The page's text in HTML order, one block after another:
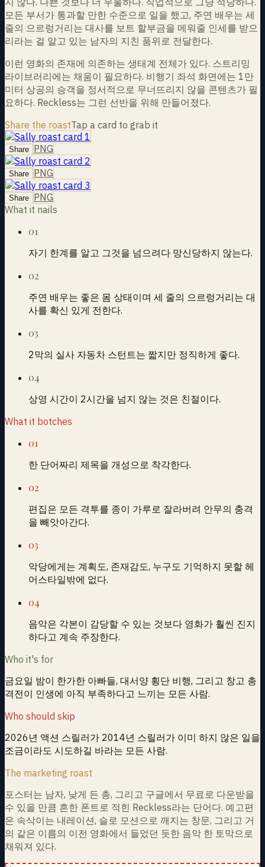
모든 부서가 통과할 만한 수준으로 일을 했고, 주연 배우는 세
줄의 으르렁거리는 대사를 보트 할부금을 메워줄 인세를 받으
리라는 걸 알고 있는 남자의 지친 품위로 전달한다.
이런 영화의 존재에 의존하는 생태계 전체가 있다. 스트리밍
라이브러리에는 채움이 필요하다. 비행기 좌석 화면에는 1만
미터 상공의 승객을 정서적으로 무너뜨리지 않을 콘텐츠가 필
요하다. Reckless는 그런 선반을 위해 만들어졌다.
Share the roastTap a card to grab it
Share PNG
Share PNG
Share PNG
What it nails
01
자기 한계를 알고 그것을 넘으려다 망신당하지 않는다.
02
주연 배우는 좋은 몸 상태이며 세 줄의 으르렁거리는 대
사를 확신 있게 전한다.
03
2막의 실사 자동차 스턴트는 짧지만 정직하게 좋다.
04
상영 시간이 2시간을 넘지 않는 것은 친절이다.
What it botches
01
한 단어짜리 제목을 개성으로 착각한다.
02
편집은 모든 격투를 종이 가루로 잘라버려 안무의 충격
을 빼앗아간다.
03
악당에게는 계획도, 존재감도, 누구도 기억하지 못할 헤
어스타일밖에 없다.
04
음악은 각본이 감당할 수 있는 것보다 영화가 훨씬 진지
하다고 계속 주장한다.
Who it's for
금요일 밤이 한가한 아빠들, 대서양 횡단 비행, 그리고 창고 총
격전이 인생에 아직 부족하다고 느끼는 모든 사람.
Who should skip
2026년 액션 스릴러가 2014년 스릴러가 이미 하지 않은 일을
조금이라도 시도하길 바라는 모든 사람.
The marketing roast
포스터는 남자, 낮게 든 총, 그리고 구글에서 무료로 다운받을
수 있을 만큼 흔한 폰트로 적힌 Reckless라는 단어다. 예고편
은 속삭이는 내레이션, 슬로 모션으로 깨지는 창문, 그리고 거
의 같은 이름의 이전 영화에서 들었던 듯한 음악 한 토막으로
채워져 있다.